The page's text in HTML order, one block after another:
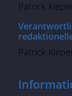
Patrick
Patrick